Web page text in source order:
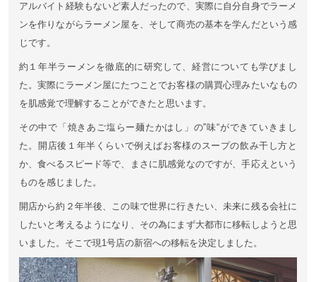
アルバイト経験もないど素人だったので、実際に自分自身でラーメ
ンを作りながらラーメン屋を、そして商売の基本を学んだという感
じです。
約１年半ラーメンを徹底的に研究して、経営についても学びまし
た。実際にラーメン屋にたつことでお客様の購買心理みたいなもの
を肌感覚で理解することができたと思います。
その中で「焼きあご塩らー麺たかはし」の‟味“ができていきまし
た。開店後１年半くらいで例えばお客様のスープの飲み干し方と
か、食べるスピード等で、まさに肌感覚なのですが、手応えという
ものを感じました。
開店から約２年半後、この味で世界に行きたい、未来に残る会社に
したいと考えるようになり、その為にまず大都市に移転しようと思
いました。そこで現1号店の新宿への移転を決定しました。